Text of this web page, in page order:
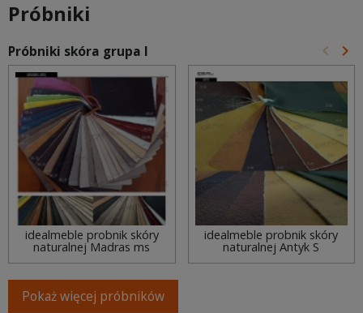
Próbniki
Próbniki skóra grupa I keyboard_arrow_left keyboard_arrow_right
idealmeble probnik skóry
naturalnej Madras ms
idealmeble probnik skóry
naturalnej Antyk S
Pokaż więcej próbników